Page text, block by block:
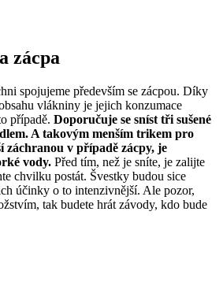
zácpa
spojujeme především se zácpou. Díky
vlákniny je jejich konzumace
případě. Doporučuje se sníst tři sušené
A takovým menším trikem pro
záchranou v případě zácpy, je
vody. Před tím, než je sníte, je zalijte
chvilku postát. Švestky budou sice
účinky o to intenzivnější. Ale pozor,
tak budete hrát závody, kdo bude